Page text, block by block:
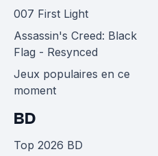
007 First Light
Assassin's Creed: Black
Flag - Resynced
Jeux populaires en ce
moment
BD
Top 2026 BD